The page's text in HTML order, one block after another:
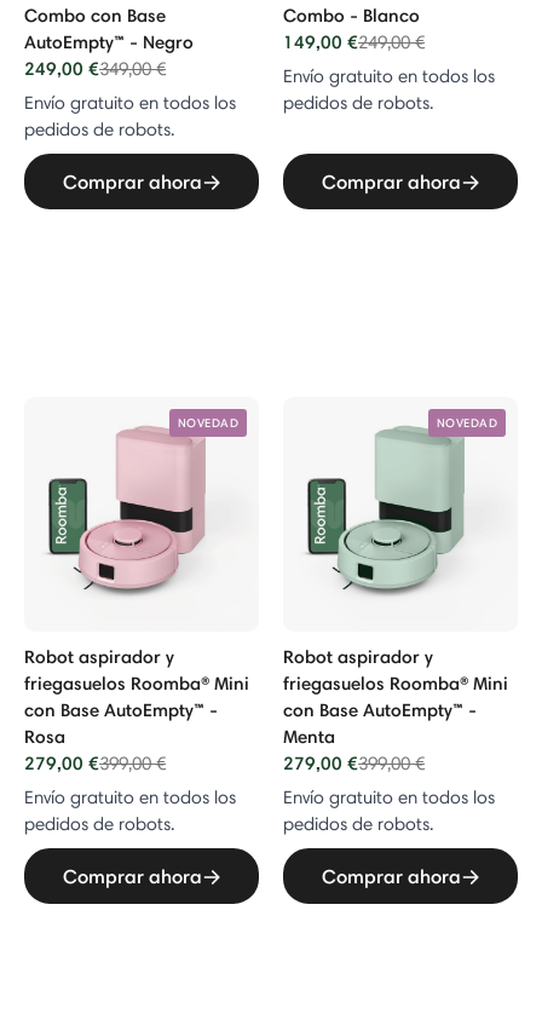
Combo con Base
AutoEmpty™ - Negro
249,00 €Price reduced from
349,00 €to
Envío gratuito en todos los
pedidos de robots.
Comprar ahora
Combo - Blanco
149,00 €Price reduced from
249,00 €to
Envío gratuito en todos los
pedidos de robots.
Comprar ahora
NOVEDAD
Robot aspirador y
friegasuelos Roomba® Mini
con Base AutoEmpty™ -
Rosa
279,00 €Price reduced from
399,00 €to
Envío gratuito en todos los
pedidos de robots.
Comprar ahora
NOVEDAD
Robot aspirador y
friegasuelos Roomba® Mini
con Base AutoEmpty™ -
Menta
279,00 €Price reduced from
399,00 €to
Envío gratuito en todos los
pedidos de robots.
Comprar ahora